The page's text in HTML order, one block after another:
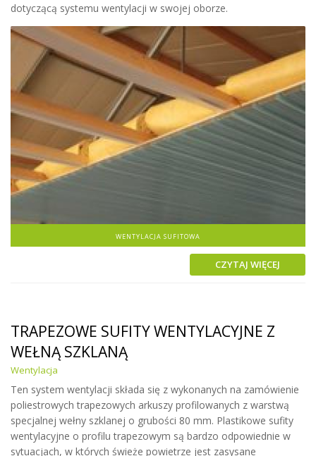
dotyczącą systemu wentylacji w swojej oborze.
WENTYLACJA SUFITOWA
CZYTAJ WIĘCEJ
TRAPEZOWE SUFITY WENTYLACYJNE Z
WEŁNĄ SZKLANĄ
Wentylacja
Ten system wentylacji składa się z wykonanych na zamówienie
poliestrowych trapezowych arkuszy profilowanych z warstwą
specjalnej wełny szklanej o grubości 80 mm. Plastikowe sufity
wentylacyjne o profilu trapezowym są bardzo odpowiednie w
sytuacjach, w których świeże powietrze jest zasysane